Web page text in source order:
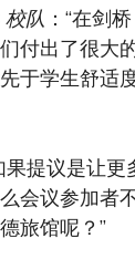
校队 ：“在剑
付出了很大
于学生舒适
果提议是让
会议参加者
旅馆呢？”